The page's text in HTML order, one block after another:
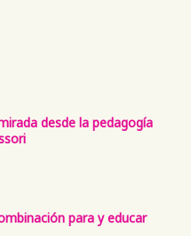
desde la pedagogía
para y educar